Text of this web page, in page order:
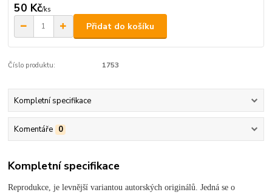
50 Kč/ks
Přidat do košíku
Číslo produktu: 1753
Kompletní specifikace
Komentáře 0
Kompletní specifikace
Reprodukce, je levnější variantou autorských originálů. Jedná se o